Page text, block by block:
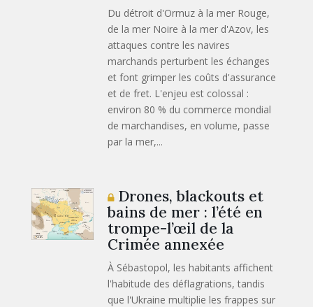
Du détroit d'Ormuz à la mer Rouge,
de la mer Noire à la mer d'Azov, les
attaques contre les navires
marchands perturbent les échanges
et font grimper les coûts d'assurance
et de fret. L'enjeu est colossal :
environ 80 % du commerce mondial
de marchandises, en volume, passe
par la mer,...
Drones, blackouts et
bains de mer : l’été en
trompe-l’œil de la
Crimée annexée
À Sébastopol, les habitants affichent
l'habitude des déflagrations, tandis
que l'Ukraine multiplie les frappes sur